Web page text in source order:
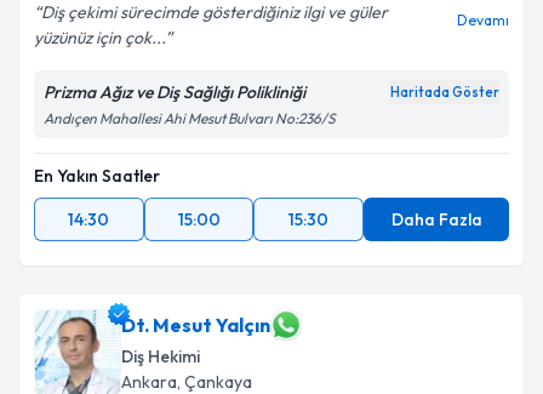
Diş çekimi sürecimde gösterdiğiniz ilgi ve güler
yüzünüz için çok...
Devamı
Prizma Ağız ve Diş Sağlığı Polikliniği Haritada Göster
Andıçen Mahallesi Ahi Mesut Bulvarı No:236/S
En Yakın Saatler
14:30
15:00 15:30 Daha Fazla
Dt. Mesut Yalçın
Diş Hekimi
Ankara, Çankaya